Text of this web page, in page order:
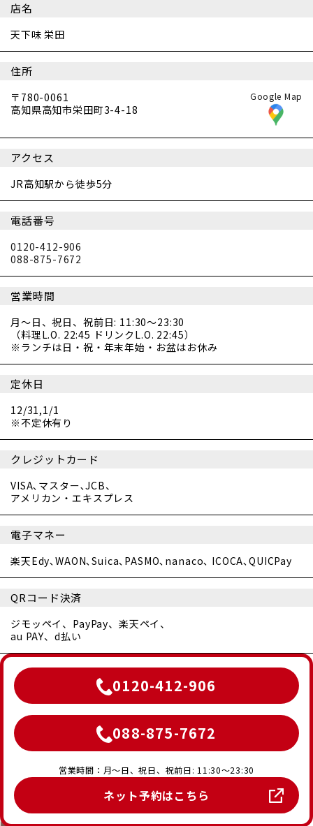
店名
天下味 栄田
住所
Google Map
〒780-0061
高知県高知市栄田町3-4-18
アクセス
JR高知駅から徒歩5分
電話番号
0120-412-906
088-875-7672
営業時間
月～日、祝日、祝前日: 11:30～23:30
（料理L.O. 22:45 ドリンクL.O. 22:45）
※ランチは日・祝・年末年始・お盆はお休み
定休日
12/31,1/1
※不定休有り
クレジットカード
VISA､マスター､JCB、
アメリカン・エキスプレス
電子マネー
楽天Edy､WAON､Suica､PASMO､nanaco､ ICOCA､QUICPay
QRコード決済
ジモッペイ、PayPay、楽天ペイ、
au PAY、d払い
0120-412-906
088-875-7672
営業時間：月～日、祝日、祝前日: 11:30～23:30
ネット予約はこちら